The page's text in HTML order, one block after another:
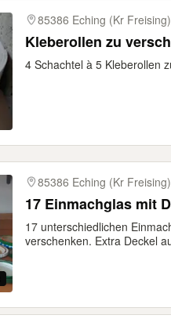
85386 Eching (Kr Freising)
Kleberollen zu
4 Schachtel à 5 Kleberollen
85386 Eching (Kr Freising)
17 Einmachglas mit
17 unterschiedlichen
verschenken. Extra Deckel